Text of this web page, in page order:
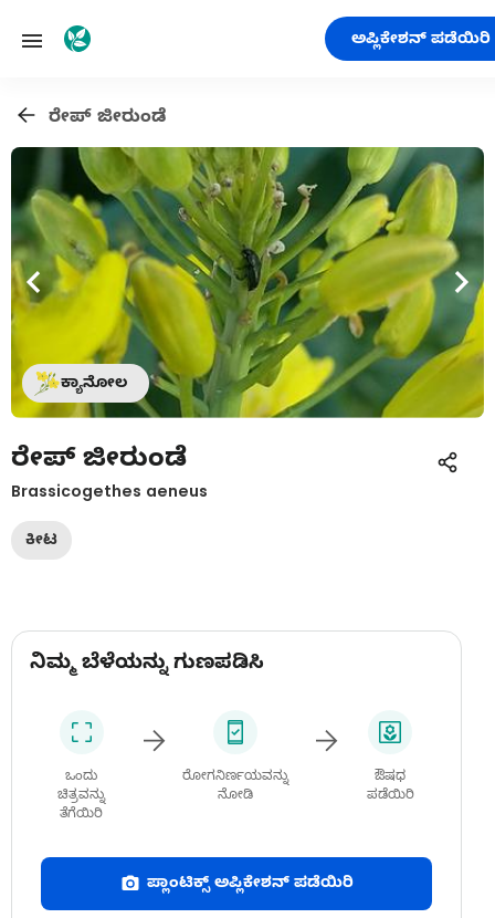
ಅಪ್ಲಿಕೇಶನ್ ಪಡೆಯಿರಿ
ರೇಪ್ ಜೀರುಂಡೆ
ಕ್ಯಾನೋಲ
ರೇಪ್ ಜೀರುಂಡೆ
Brassicogethes aeneus
ಕೀಟ
ನಿಮ್ಮ ಬೆಳೆಯನ್ನು ಗುಣಪಡಿಸಿ
ಒಂದು
ಚಿತ್ರವನ್ನು
ತೆಗೆಯಿರಿ
ರೋಗನಿರ್ಣಯವನ್ನು
ನೋಡಿ
ಔಷಧ
ಪಡೆಯಿರಿ
ಪ್ಲಾಂಟಿಕ್ಸ್ ಅಪ್ಲಿಕೇಶನ್ ಪಡೆಯಿರಿ